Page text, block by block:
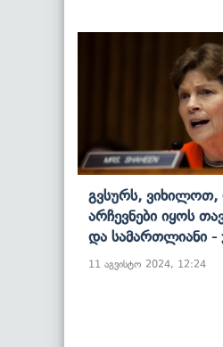
Გვსურს, Ვიხილოთ,
Არჩევნები Იყოს
Და Სამართლიანი -
11 აგვისტო 2024, 12:24